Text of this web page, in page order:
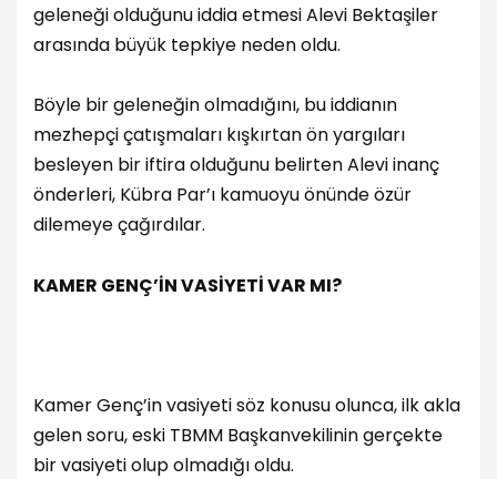
geleneği olduğunu iddia etmesi Alevi Bektaşiler
arasında büyük tepkiye neden oldu.
Böyle bir geleneğin olmadığını, bu iddianın
mezhepçi çatışmaları kışkırtan ön yargıları
besleyen bir iftira olduğunu belirten Alevi inanç
önderleri, Kübra Par’ı kamuoyu önünde özür
dilemeye çağırdılar.
KAMER GENÇ’İN VASİYETİ VAR MI?
Kamer Genç’in vasiyeti söz konusu olunca, ilk akla
gelen soru, eski TBMM Başkanvekilinin gerçekte
bir vasiyeti olup olmadığı oldu.